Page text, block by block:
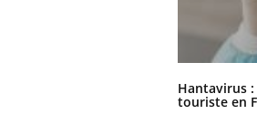
Hantavirus
touriste en